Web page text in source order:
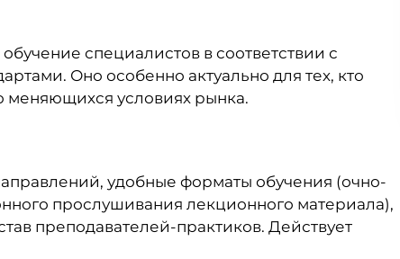
специалистов в соответствии с
Оно особенно актуально для тех, кто
меняющихся условиях рынка.
удобные форматы обучения (очно-
прослушивания лекционного материала),
преподавателей-практиков. Действует